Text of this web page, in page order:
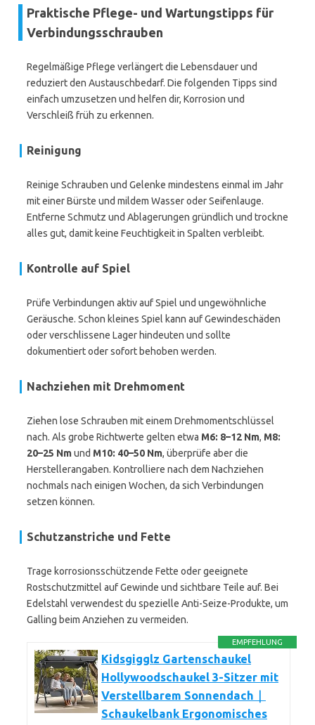
Praktische Pflege- und Wartungstipps für
Verbindungsschrauben
Regelmäßige Pflege verlängert die Lebensdauer und
reduziert den Austauschbedarf. Die folgenden Tipps sind
einfach umzusetzen und helfen dir, Korrosion und
Verschleiß früh zu erkennen.
Reinigung
Reinige Schrauben und Gelenke mindestens einmal im Jahr
mit einer Bürste und mildem Wasser oder Seifenlauge.
Entferne Schmutz und Ablagerungen gründlich und trockne
alles gut, damit keine Feuchtigkeit in Spalten verbleibt.
Kontrolle auf Spiel
Prüfe Verbindungen aktiv auf Spiel und ungewöhnliche
Geräusche. Schon kleines Spiel kann auf Gewindeschäden
oder verschlissene Lager hindeuten und sollte
dokumentiert oder sofort behoben werden.
Nachziehen mit Drehmoment
Ziehen lose Schrauben mit einem Drehmomentschlüssel
nach. Als grobe Richtwerte gelten etwa M6: 8–12 Nm, M8:
20–25 Nmund M10: 40–50 Nm, überprüfe aber die
Herstellerangaben. Kontrolliere nach dem Nachziehen
nochmals nach einigen Wochen, da sich Verbindungen
setzen können.
Schutzanstriche und Fette
Trage korrosionsschützende Fette oder geeignete
Rostschutzmittel auf Gewinde und sichtbare Teile auf. Bei
Edelstahl verwendest du spezielle Anti-Seize-Produkte, um
Galling beim Anziehen zu vermeiden.
EMPFEHLUNG
Kidsgigglz Gartenschaukel
Hollywoodschaukel 3-Sitzer mit
Verstellbarem Sonnendach｜
Schaukelbank Ergonomisches